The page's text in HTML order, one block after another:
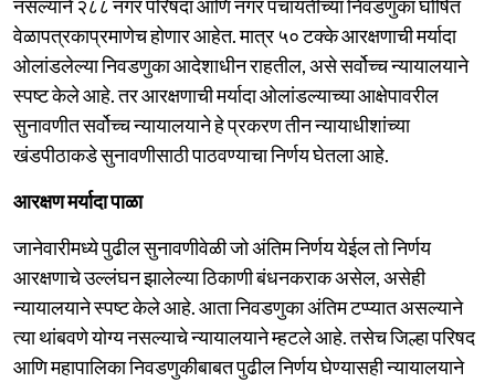
नसल्याने २८८ नगर परिषदा आणि नगर पंचायतींच्या निवडणुका घोषित
वेळापत्रकाप्रमाणेच होणार आहेत. मात्र ५० टक्के आरक्षणाची मर्यादा
ओलांडलेल्या निवडणुका आदेशाधीन राहतील, असे सर्वोच्च न्यायालयाने
स्पष्ट केले आहे. तर आरक्षणाची मर्यादा ओलांडल्याच्या आक्षेपावरील
सुनावणीत सर्वोच्च न्यायालयाने हे प्रकरण तीन न्यायाधीशांच्या
खंडपीठाकडे सुनावणीसाठी पाठवण्याचा निर्णय घेतला आहे.
आरक्षण मर्यादा पाळा
जानेवारीमध्ये पुढील सुनावणीवेळी जो अंतिम निर्णय येईल तो निर्णय
आरक्षणाचे उल्लंघन झालेल्या ठिकाणी बंधनकराक असेल, असेही
न्यायालयाने स्पष्ट केले आहे. आता निवडणुका अंतिम टप्प्यात असल्याने
त्या थांबवणे योग्य नसल्याचे न्यायालयाने म्हटले आहे. तसेच जिल्हा परिषद
आणि महापालिका निवडणुकीबाबत पुढील निर्णय घेण्यासही न्यायालयाने